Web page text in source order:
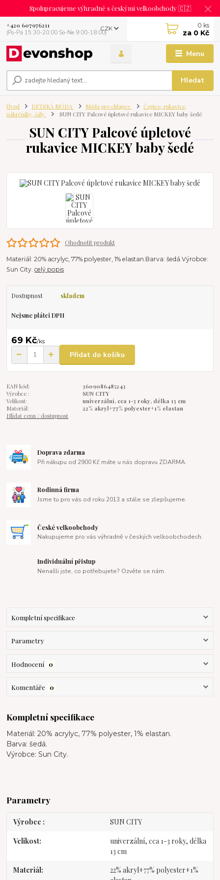
Spolupracujeme výhradně s českými velkoobchody 🇨🇿
Menu
CZK
Hledat
+420 607976211
(Po-Pá 15:30-20:00 So-Ne 9:00-18:00)
0 ks
za 0 Kč
Úvod DĚTSKÁ MÓDA Móda pro chlapce
Čepice, rukavice,
nákrčníky, šály
SUN CITY Palcové úpletové rukavice MICKEY baby šedé
SUN CITY Palcové úpletové
rukavice MICKEY baby šedé
Ohodnotit produkt
Materiál: 20% acrylyc, 77% polyester, 1% elastan.Barva: šedá.Výrobce:
Sun City.celý popis
Dostupnost skladem
Nejsme plátci DPH
69 Kč/ks
Přidat do košíku
EAN kód:
3609086485243
Výrobce :
SUN CITY
Velikost:
univerzální, cca 1-3 roky, délka 13 cm
Materiál:
22% akryl+77% polyester+1% elastan
Hlídat cenu / dostupnost
Doprava zdarma
Při nákupu od 2900 Kč máte u nás dopravu ZDARMA.
Rodinná firma
Jsme tu pro vás od roku 2013 a stále se zlepšujeme.
České velkoobchody
Nakupujeme pro vás výhradně v českých velkoobchodech.
Individuální přistup
Nenašli jste, co potřebujete? Ozvěte se nám.
Kompletní specifikace
Parametry
Hodnocení 0
Komentáře 0
Kompletní specifikace
Materiál: 20% acrylyc, 77% polyester, 1% elastan.
Barva: šedá.
Výrobce: Sun City.
Parametry
Výrobce SUN CITY
Velikost
univerzální, cca 1-3 roky, délka
13 cm
Materiál
22% akryl+77% polyester+1%